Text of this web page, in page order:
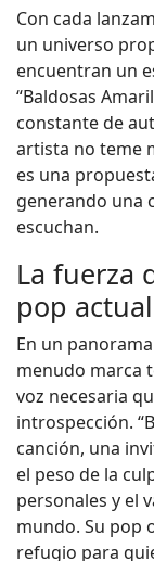
Con cada
un universo
encuentran un
“Baldosas
constante de
artista no teme
es una
generando una
escuchan.
La fuerza
pop actual
En un
menudo marca
voz necesaria
introspección.
canción, una
el peso de la
personales y el
mundo. Su pop
refugio para